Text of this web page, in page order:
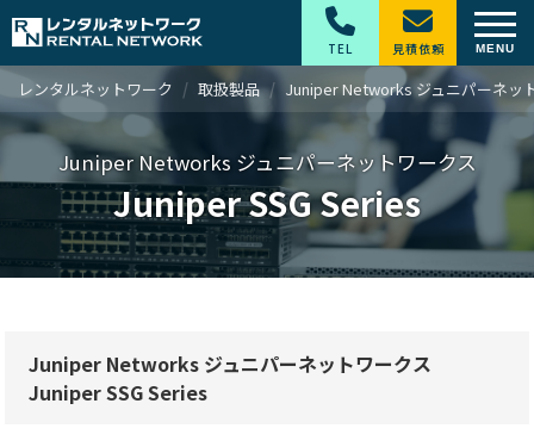
レンタルネットワーク 取扱製品 Juniper Networks ジュニパーネッ
Juniper Networks ジュニパーネットワークス
Juniper SSG Series
Juniper Networks ジュニパーネットワークス
Juniper SSG Series
TEL 見積依頼